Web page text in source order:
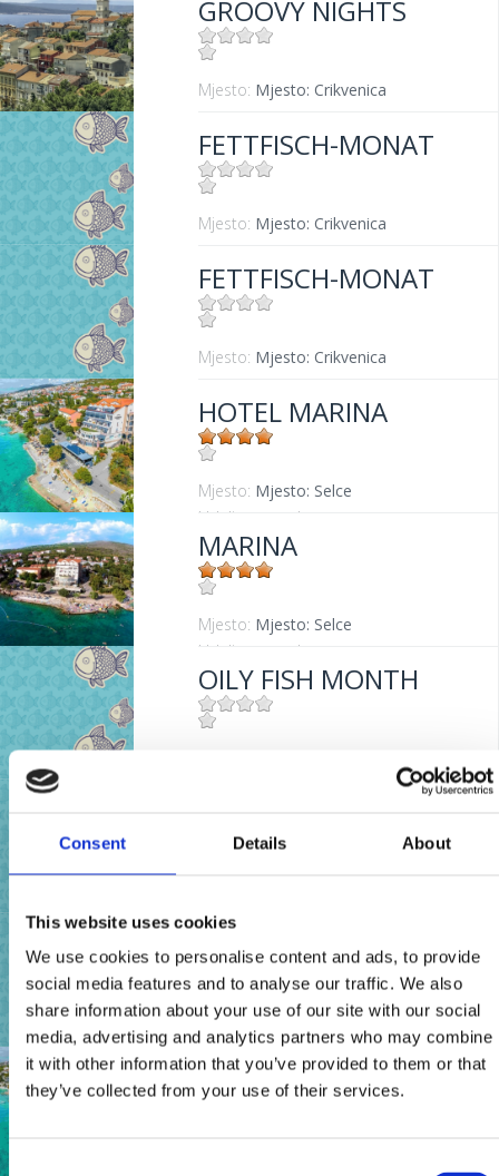
Consent Details About
This website uses cookies
We use cookies to personalise content and ads, to provide
social media features and to analyse our traffic. We also
share information about your use of our site with our social
media, advertising and analytics partners who may combine
it with other information that you’ve provided to them or that
they’ve collected from your use of their services.
GROOVY NIGHTS
Mjesto: Mjesto: Crikvenica
FETTFISCH-MONAT
Mjesto: Mjesto: Crikvenica
FETTFISCH-MONAT
Mjesto: Mjesto: Crikvenica
HOTEL MARINA
Mjesto: Mjesto: Selce
Udaljenost od mora:
MARINA
Mjesto: Mjesto: Selce
Udaljenost od mora:
OILY FISH MONTH
MESE DEL PESCE
AZZURRO
Mjesto:Mjesto: Crikvenica
HOTEL MARINA